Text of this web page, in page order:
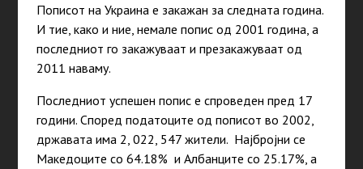
Пописот на Украина е закажан за следната година.
И тие, како и ние, немале попис од 2001 година, а
последниот го закажуваат и презакажуваат од
2011 наваму.
Последниот успешен попис е спроведен пред 17
години. Според податоците од пописот во 2002,
државата има 2, 022, 547 жители. Најбројни се
Македоците со 64.18% и Албанците со 25.17%, а